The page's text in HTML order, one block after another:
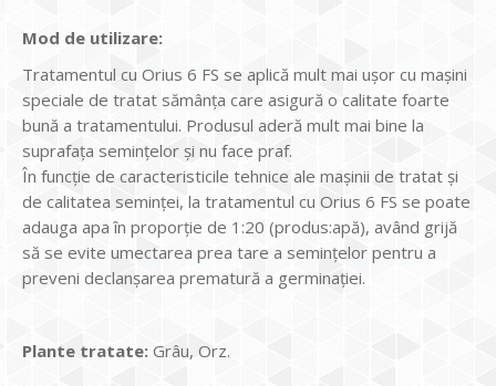
Mod de utilizare:
Tratamentul cu Orius 6 FS se aplică mult mai uşor cu maşini
speciale de tratat sămânţa care asigură o calitate foarte
bună a tratamentului. Produsul aderă mult mai bine la
suprafaţa seminţelor şi nu face praf.
În funcţie de caracteristicile tehnice ale maşinii de tratat şi
de calitatea seminţei, la tratamentul cu Orius 6 FS se poate
adauga apa în proporţie de 1:20 (produs:apă), având grijă
să se evite umectarea prea tare a seminţelor pentru a
preveni declanşarea prematură a germinaţiei.
Plante tratate: Grâu, Orz.